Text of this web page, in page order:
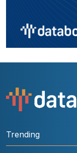
Trending